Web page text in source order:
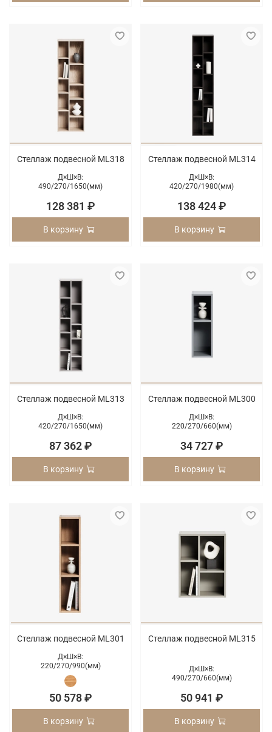
Стеллаж подвесной ML318
Д×Ш×В:
490/270/1650(мм)
128 381 ₽
В корзину
Стеллаж подвесной ML314
Д×Ш×В:
420/270/1980(мм)
138 424 ₽
В корзину
Стеллаж подвесной ML313
Д×Ш×В:
420/270/1650(мм)
87 362 ₽
В корзину
Стеллаж подвесной ML300
Д×Ш×В:
220/270/660(мм)
34 727 ₽
В корзину
Стеллаж подвесной ML301
Д×Ш×В:
220/270/990(мм)
50 578 ₽
В корзину
Стеллаж подвесной ML315
Д×Ш×В:
490/270/660(мм)
50 941 ₽
В корзину